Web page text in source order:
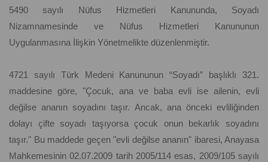
5490 sayılı Nüfus Hizmetleri Kanununda, Soyadı
Nizamnamesinde ve Nüfus Hizmetleri Kanununun
Uygulanmasına İlişkin Yönetmelikte düzenlenmiştir.
4721 sayılı Türk Medeni Kanununun “Soyadı” başlıklı 321.
maddesine göre, "Çocuk, ana ve baba evli ise ailenin, evli
değilse ananın soyadını taşır. Ancak, ana önceki evliliğinden
dolayı çifte soyadı taşıyorsa çocuk onun bekarlık soyadını
taşır." Bu maddede geçen "evli değilse ananın" ibaresi, Anayasa
Mahkemesinin 02.07.2009 tarih 2005/114 esas, 2009/105 sayılı